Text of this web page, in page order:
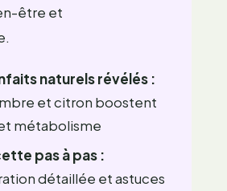
être et
naturels révélés :
et citron boostent
métabolisme
pas à pas :
détaillée et astuces